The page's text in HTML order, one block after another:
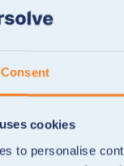
Consent
cookies
to personalise